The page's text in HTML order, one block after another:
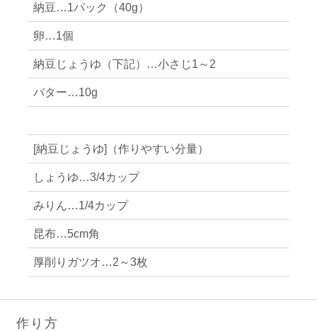
納豆…1パック（40g）
卵…1個
納豆じょうゆ（下記）…小さじ1～2
バター…10g
[納豆じょうゆ]（作りやすい分量）
しょうゆ…3/4カップ
みりん…1/4カップ
昆布…5cm角
厚削りガツオ…2～3枚
作り方